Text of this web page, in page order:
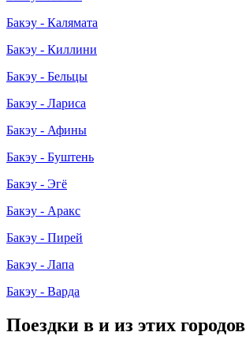
Бакэу - Калямата
Бакэу - Киллини
Бакэу - Бельцы
Бакэу - Лариса
Бакэу - Афины
Бакэу - Буштень
Бакэу - Эгё
Бакэу - Аракс
Бакэу - Пирей
Бакэу - Лапа
Бакэу - Варда
Поездки в и из этих городов